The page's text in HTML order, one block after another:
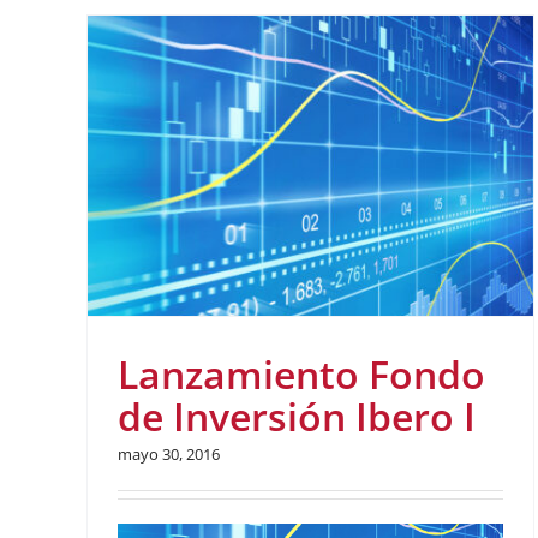
Lanzamiento Fondo
de Inversión Ibero I
mayo 30, 2016